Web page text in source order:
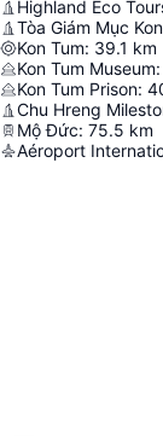
Highland Eco
Tòa Giám Mục
Kon Tum: 39.1 km
Kon Tum Museum:
Kon Tum Prison:
Chu Hreng
Mộ Đức: 75.5 km
Aéroport